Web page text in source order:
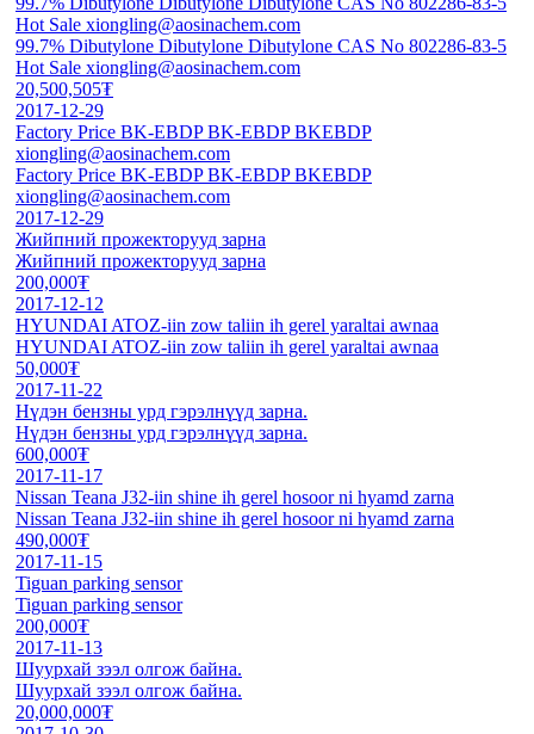
Hot Sale xiongling@aosinachem.com
99.7% Dibutylone Dibutylone Dibutylone CAS No 802286-83-5
Hot Sale xiongling@aosinachem.com
20,500,505₮
2017-12-29
Factory Price BK-EBDP BK-EBDP BKEBDP
xiongling@aosinachem.com
Factory Price BK-EBDP BK-EBDP BKEBDP
xiongling@aosinachem.com
2017-12-29
Жийпний прожекторууд зарна
Жийпний прожекторууд зарна
200,000₮
2017-12-12
HYUNDAI ATOZ-iin zow taliin ih gerel yaraltai awnaa
HYUNDAI ATOZ-iin zow taliin ih gerel yaraltai awnaa
50,000₮
2017-11-22
Нүдэн бензны урд гэрэлнүүд зарна.
Нүдэн бензны урд гэрэлнүүд зарна.
600,000₮
2017-11-17
Nissan Teana J32-iin shine ih gerel hosoor ni hyamd zarna
Nissan Teana J32-iin shine ih gerel hosoor ni hyamd zarna
490,000₮
2017-11-15
Tiguan parking sensor
Tiguan parking sensor
200,000₮
2017-11-13
Шуурхай зээл олгож байна.
Шуурхай зээл олгож байна.
20,000,000₮